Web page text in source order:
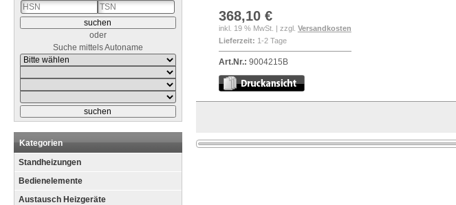
368,10 €
inkl. 19 % MwSt. | zzgl. Versandkosten
Lieferzeit: 1-2 Tage
Art.Nr.: 9004215B
oder
Suche mittels Autoname
Kategorien
Standheizungen
Bedienelemente
Austausch Heizgeräte